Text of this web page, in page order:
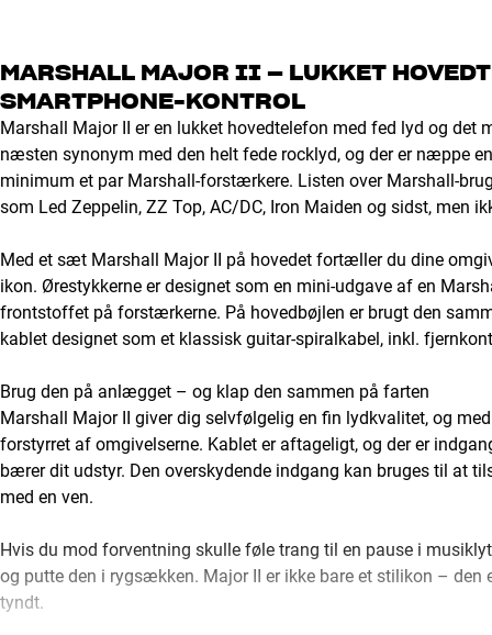
MARSHALL MAJOR II – LUKKET
SMARTPHONE-KONTROL
Marshall Major II er en lukket hovedtelefon med fed lyd og
næsten synonym med den helt fede rocklyd, og der er næppe
minimum et par Marshall-forstærkere. Listen over Marshall-
som Led Zeppelin, ZZ Top, AC/DC, Iron Maiden og sidst, men
Med et sæt Marshall Major II på hovedet fortæller du dine
ikon. Ørestykkerne er designet som en mini-udgave af en
frontstoffet på forstærkerne. På hovedbøjlen er brugt den
kablet designet som et klassisk guitar-spiralkabel, inkl.
Brug den på anlægget – og klap den sammen på farten
Marshall Major II giver dig selvfølgelig en fin lydkvalitet, og
forstyrret af omgivelserne. Kablet er aftageligt, og der er
bærer dit udstyr. Den overskydende indgang kan bruges til at
med en ven.
Hvis du mod forventning skulle føle trang til en pause i
og putte den i rygsækken. Major II er ikke bare et stilikon – den
tyndt.